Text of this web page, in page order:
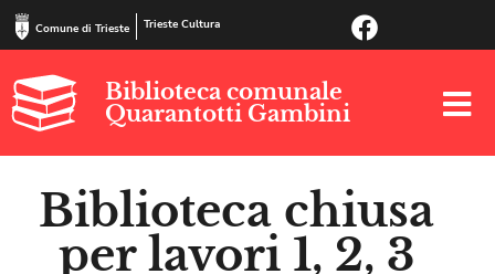
Comune di Trieste Trieste Cultura
Biblioteca comunale
Quarantotti Gambini
Biblioteca chiusa
per lavori 1, 2, 3